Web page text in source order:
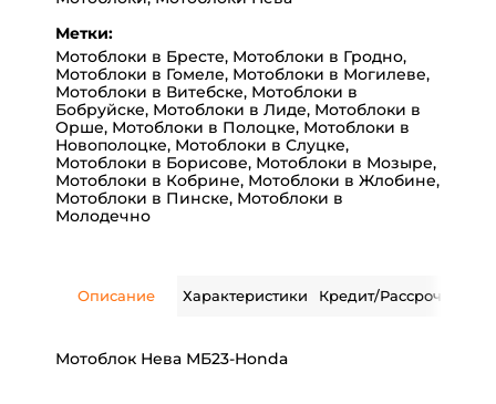
Метки:
Мотоблоки в Бресте, Мотоблоки в Гродно,
Мотоблоки в Гомеле, Мотоблоки в Могилеве,
Мотоблоки в Витебске, Мотоблоки в
Бобруйске, Мотоблоки в Лиде, Мотоблоки в
Орше, Мотоблоки в Полоцке, Мотоблоки в
Новополоцке, Мотоблоки в Слуцке,
Мотоблоки в Борисове, Мотоблоки в Мозыре,
Мотоблоки в Кобрине, Мотоблоки в Жлобине,
Мотоблоки в Пинске, Мотоблоки в
Молодечно
Описание Характеристики Кредит/Рассрочка
Мотоблок Нева МБ23-Honda